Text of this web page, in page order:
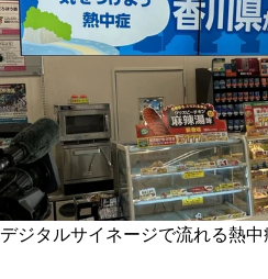
デジタルサイネージで流れる熱